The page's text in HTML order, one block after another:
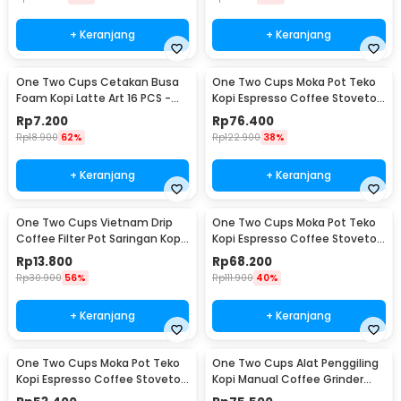
+ Keranjang + Keranjang
One Two Cups Cetakan Busa
Foam Kopi Latte Art 16 PCS -
JJYE01
Rp7.200
Rp18.900 62%
+ Keranjang
One Two Cups Moka Pot Teko
Kopi Espresso Coffee Stovetop
6 Cup 300ml - Z20
Rp76.400
Rp122.900 38%
+ Keranjang
One Two Cups Vietnam Drip
Coffee Filter Pot Saringan Kopi
180ml 8Q - LC1
Rp13.800
Rp30.900 56%
+ Keranjang
One Two Cups Moka Pot Teko
Kopi Espresso Coffee Stovetop
4 Cup 200ml - Z20
Rp68.200
Rp111.900 40%
+ Keranjang
One Two Cups Moka Pot Teko
Kopi Espresso Coffee Stovetop
2 Cup 100ml - Z20
One Two Cups Alat Penggiling
Kopi Manual Coffee Grinder
Wood - 16290